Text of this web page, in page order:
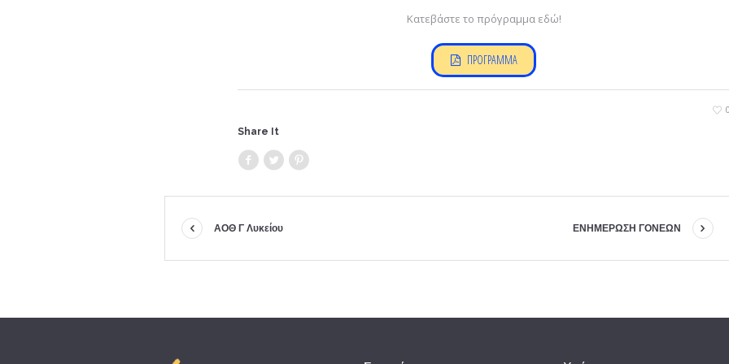
Κατεβάστε το πρόγραμμα εδώ!
ΠΡΟΓΡΑΜΜΑ
Share It
ΑΟΘ Γ Λυκείου ΕΝΗΜΕΡΩΣΗ ΓΟΝΕΩΝ